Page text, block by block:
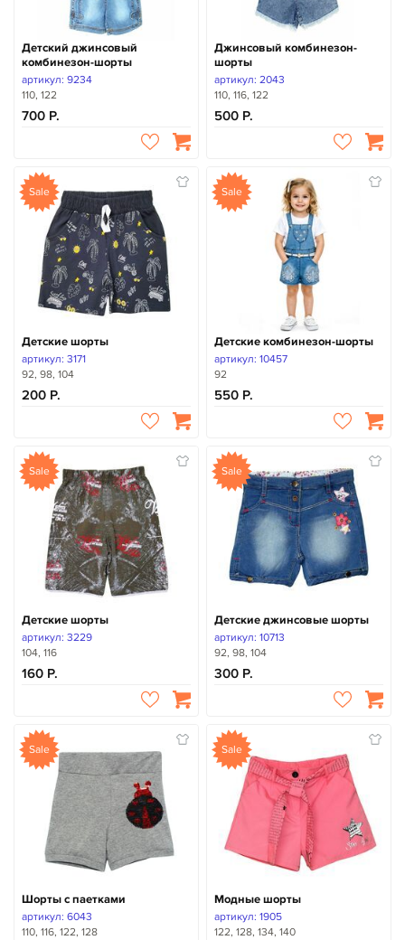
Детский джинсовый
комбинезон-шорты
артикул: 9234
110, 122
700
Джинсовый комбинезон-
шорты
артикул: 2043
110, 116, 122
500
Sale
Детские шорты
артикул: 3171
92, 98, 104
200
Sale
Детские комбинезон-шорты
артикул: 10457
92
550
Sale
Детские шорты
артикул: 3229
104, 116
160
Sale
Детские джинсовые шорты
артикул: 10713
92, 98, 104
300
Sale
Шорты с паетками
артикул: 6043
110, 116, 122, 128
Sale
Модные шорты
артикул: 1905
122, 128, 134, 140